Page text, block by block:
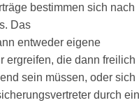
bestimmen sich nach
Das
entweder eigene
ergreifen, die dann freilich
sein müssen, oder sich
durch